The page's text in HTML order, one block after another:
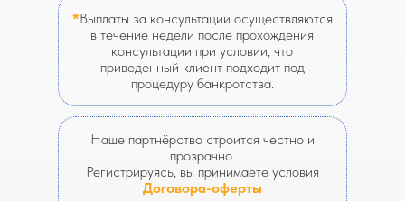
Наше партнёрство строится честно и
прозрачно.
Регистрируясь, вы принимаете условия
Договора-оферты
*Выплаты за консультации осуществляются
в течение недели после прохождения
консультации при условии, что
приведенный клиент подходит под
процедуру банкротства.